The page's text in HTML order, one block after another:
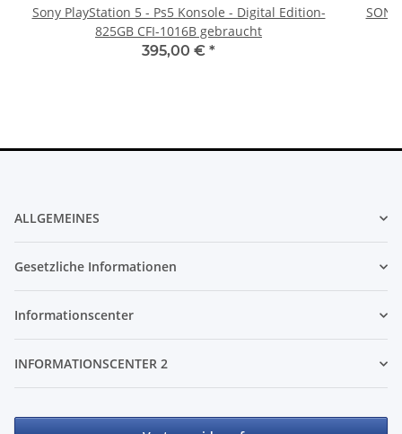
Sony PlayStation 5 - Ps5 Konsole - Digital Edition-
825GB CFI-1016B gebraucht
395,00 € *
ALLGEMEINES
Gesetzliche Informationen
Informationscenter
INFORMATIONSCENTER 2